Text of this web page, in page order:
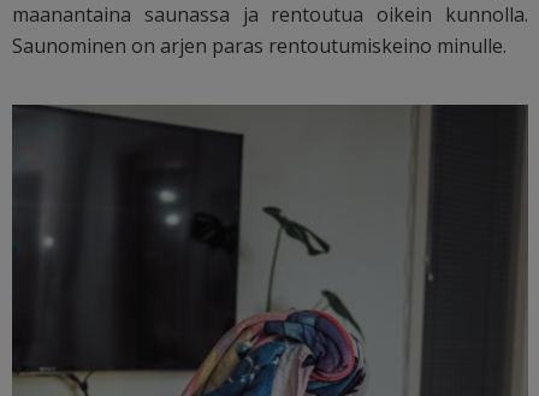
maanantaina saunassa ja rentoutua oikein kunnolla.
Saunominen on arjen paras rentoutumiskeino minulle.